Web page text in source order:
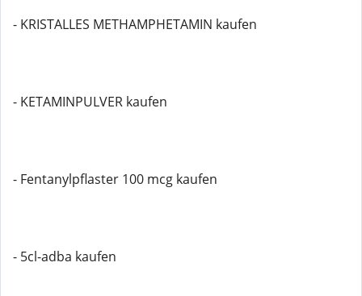
- KRISTALLES METHAMPHETAMIN kaufen
- KETAMINPULVER kaufen
- Fentanylpflaster 100 mcg kaufen
- 5cl-adba kaufen